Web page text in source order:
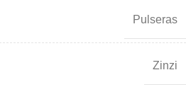
Pulseras
Zinzi